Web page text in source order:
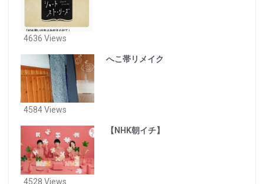
4636 Views
へこ帯リメイク
4584 Views
【NHK朝イチ】
4528 Views